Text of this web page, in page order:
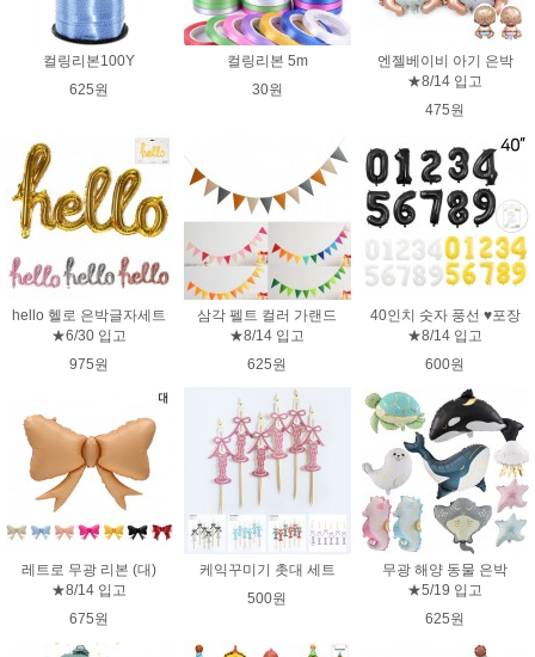
컬링리본100Y
625원
컬링리본 5m
30원
엔젤베이비 아기 은박
★8/14 입고
475원
hello 헬로 은박글자세트
★6/30 입고
975원
삼각 펠트 컬러 가랜드
★8/14 입고
625원
40인치 숫자 풍선 ♥포장
★8/14 입고
600원
레트로 무광 리본 (대)
★8/14 입고
675원
케익꾸미기 촛대 세트
500원
무광 해양 동물 은박
★5/19 입고
625원